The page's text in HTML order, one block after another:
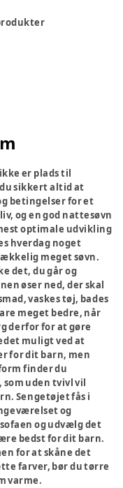
er plads til
sikkert altid at
betingelser for et
og en god nattesøvn
optimale udvikling
hverdag noget
meget søvn.
det, du går og
øser ned, der skal
vaskes tøj, bades
meget bedre, når
derfor for at gøre
muligt ved at
for dit barn, men
finder du
uden tvivl vil
Sengetøjet fås i
og
og udvælg det
bedst for dit barn.
for at skåne det
farver, bør du tørre
varme.